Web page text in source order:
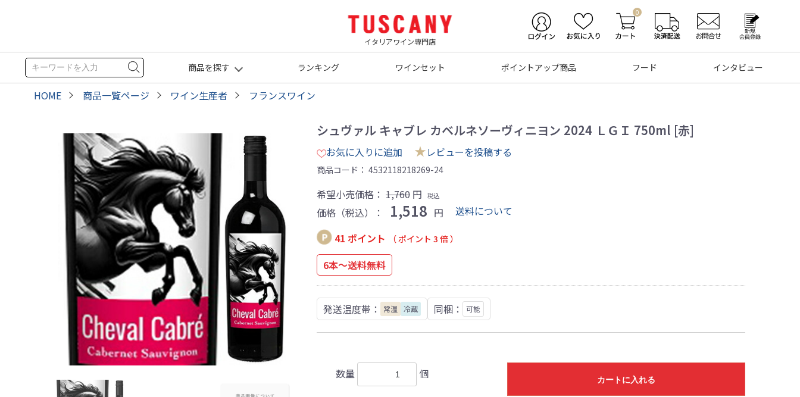
イタリアワイン専門店
0
商品を探す ランキング ワインセット ポイントアップ商品 フード インタビュー
HOME 商品一覧ページ ワイン生産者 フランスワイン
シュヴァル キャブレ カベルネソーヴィニヨン 2024 ＬＧＩ 750ml [赤]
お気に入りに追加 ★レビューを投稿する
商品コード： 4532118218269-24
希望小売価格： 1,760 円 税込
価格（税込）： 1,518 円
送料について
41 ポイント
（ ポイント 3 倍 ）
6本～送料無料
発送温度帯： 常温 冷蔵 同梱： 可能
数量 個 カートに入れる